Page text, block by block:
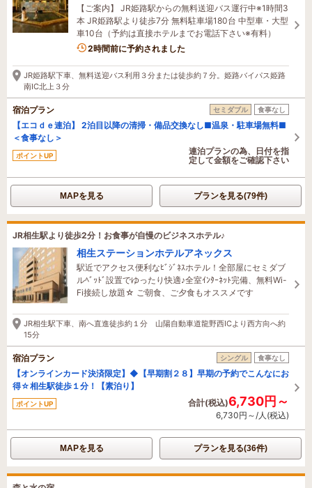
【ご案内】 JR姫路駅からの無料送迎バス運行中※1時間3
本 JR姫路駅より徒歩7分 無料駐車場180台 中型車・大型
車10台（予約は直接ホテルまでお電話下さい※有料）
4名がこの宿を見ています
2時間前に予約されました
JR姫路駅下車、無料送迎バス利用３分または徒歩約７分。姫路バイパス姫路
南IC北上３分
宿泊プラン セミダブル 食事なし
【エコｄｅ連泊】 2泊目以降の清掃・備品交換なし■温泉・駐車場無料■
＜食事なし＞
ポイントUP
連泊プランの為、日付を指
定して金額をご確認下さい
MAPを見る プランを見る(79件)
JR相生駅より徒歩2分！お食事が自慢のビジネスホテル♪
相生ステーションホテルアネックス
駅近でアクセス便利なﾋﾞｼﾞﾈｽホテル！全部屋にセミダブ
ルﾍﾞｯﾄﾞ設置でゆったり快適♪全室ｲﾝﾀｰﾈｯﾄ完備、無料Wi-
Fi接続し放題☆ ご朝食、ご夕食もオススメです
JR相生駅下車、南へ直進徒歩約１分 山陽自動車道龍野西ICより西方向へ約
15分
宿泊プラン シングル 食事なし
【オンラインカード決済限定】◆【早期割２８】早期の予約でこんなにお
得☆相生駅徒歩１分！【素泊り】
ポイントUP 合計(税込)6,730円～
6,730円～/人(税込)
MAPを見る プランを見る(36件)